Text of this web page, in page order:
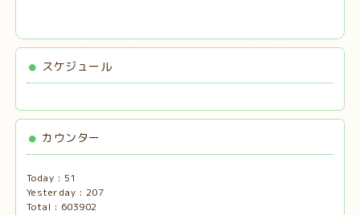
スケジュール
カウンター
Today : 51
Yesterday : 207
Total : 603902